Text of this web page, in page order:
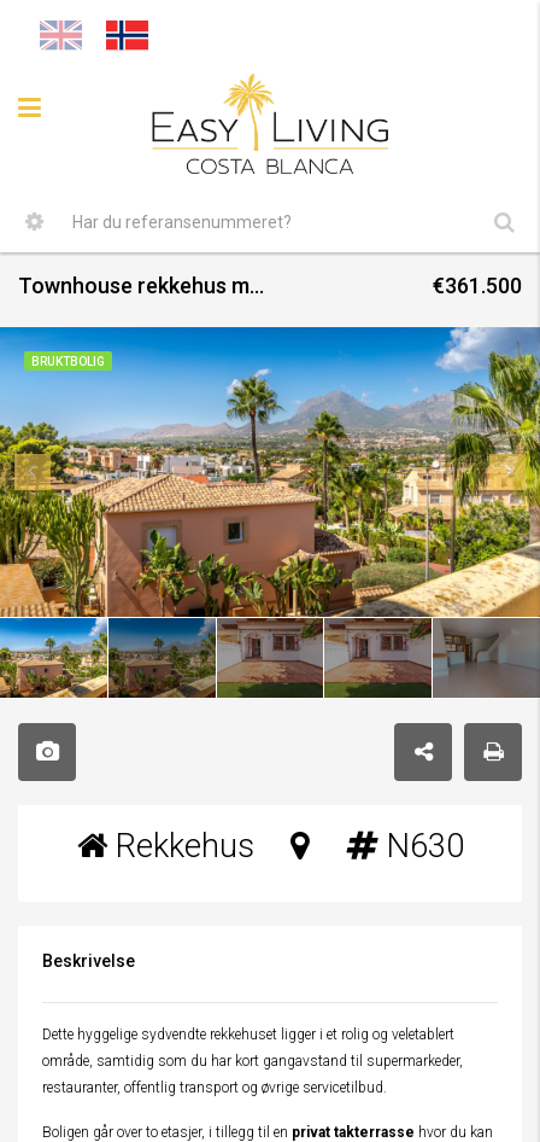
Townhouse rekkehus med svømmebasseng i urbanisasjonen €361.500
BRUKTBOLIG
Rekkehus N630
Beskrivelse
Dette hyggelige sydvendte rekkehuset ligger i et rolig og veletablert
område, samtidig som du har kort gangavstand til supermarkeder,
restauranter, offentlig transport og øvrige servicetilbud.
Boligen går over to etasjer, i tillegg til en privat takterrasse hvor du kan